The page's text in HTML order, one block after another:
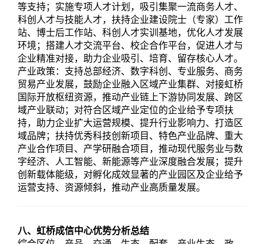
等支持；实施专项人才计划，吸引集聚一流商务人才、
科创人才与技能人才，扶持企业建设院士（专家）工作
站、博士后工作站、科创人才实训基地，优化人才发展
环境；搭建人才交流平台、校企合作平台，促进人才与
企业精准对接，助力企业吸引、培育、留存核心人才。
产业政策：支持总部经济、数字科创、专业服务、商务
贸易产业发展，鼓励企业融入区域产业集群、对接虹桥
国际开放枢纽资源，推动产业链上下游协同发展、跨区
域产业联动；对符合区域产业定位的企业给予专项扶
持，助力企业扩大运营规模、提升行业影响力、打造区
域品牌；扶持优秀科技创新项目、特色产业品牌、重大
产业合作项目、产学研融合项目，推动现代服务业与数
字经济、人工智能、新能源等产业深度融合发展；提升
创新载体能级，对孵化成效显著的产业园区及企业给予
运营支持、资源倾斜，推动产业高质量发展。
八、虹桥成信中心优势分析总结